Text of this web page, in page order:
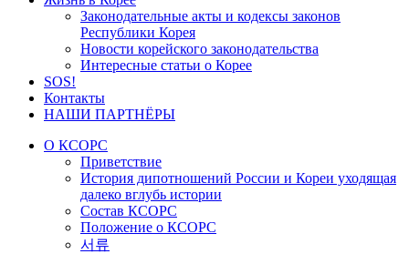
Законодательные акты и кодексы законов
Республики Корея
Новости корейского законодательства
Интересные статьи о Корее
SOS!
Контакты
НАШИ ПАРТНЁРЫ
О КСОРС
Приветствие
История дипотношений России и Кореи уходящая
далеко вглубь истории
Состав КСОРС
Положение о КСОРС
서류